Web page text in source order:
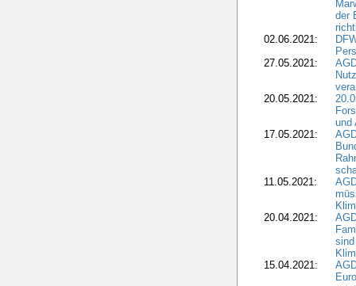
der
02.06.2021:
27.05.2021:
20.05.2021:
und
17.05.2021:
11.05.2021:
20.04.2021:
15.04.2021: